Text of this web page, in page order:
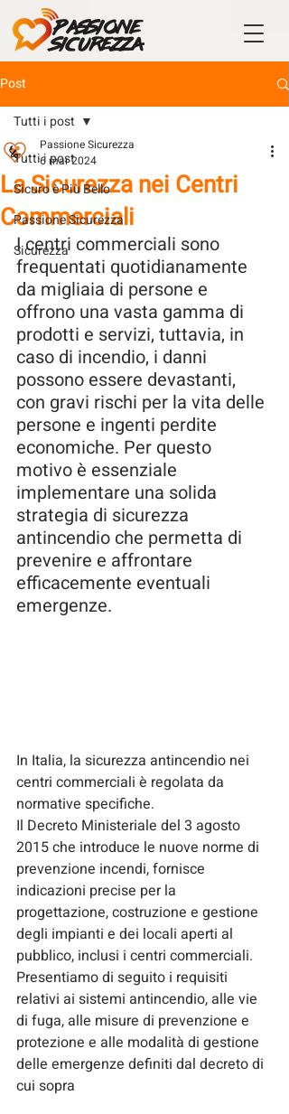
Post
Tutti i post
Sicuro è Più Bello
Passione Sicurezza
Sicurezza
Tutti i post
La Sicurezza nei Centri
Commerciali
Passione Sicurezza
6 mar 2024
I centri commerciali sono
frequentati quotidianamente
da migliaia di persone e
offrono una vasta gamma di
prodotti e servizi, tuttavia, in
caso di incendio, i danni
possono essere devastanti,
con gravi rischi per la vita delle
persone e ingenti perdite
economiche. Per questo
motivo è essenziale
implementare una solida
strategia di sicurezza
antincendio che permetta di
prevenire e affrontare
efficacemente eventuali
emergenze.
In Italia, la sicurezza antincendio nei
centri commerciali è regolata da
normative specifiche.
Il Decreto Ministeriale del 3 agosto
2015 che introduce le nuove norme di
prevenzione incendi, fornisce
indicazioni precise per la
progettazione, costruzione e gestione
degli impianti e dei locali aperti al
pubblico, inclusi i centri commerciali.
Presentiamo di seguito i requisiti
relativi ai sistemi antincendio, alle vie
di fuga, alle misure di prevenzione e
protezione e alle modalità di gestione
delle emergenze definiti dal decreto di
cui sopra